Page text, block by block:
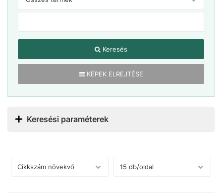
Keresés
KÉPEK ELREJTÉSE
Keresési paraméterek